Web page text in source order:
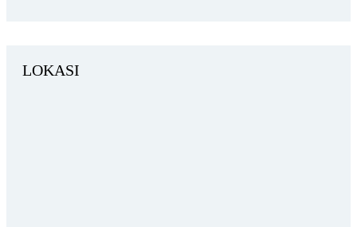
LOKASI